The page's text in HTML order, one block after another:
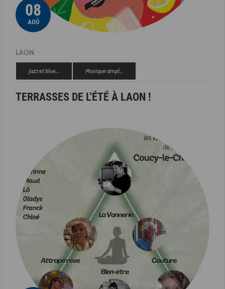
08
AOÛ
LAON
Jazz et blue… Musique ampl…
TERRASSES DE L'ÉTÉ À LAON !